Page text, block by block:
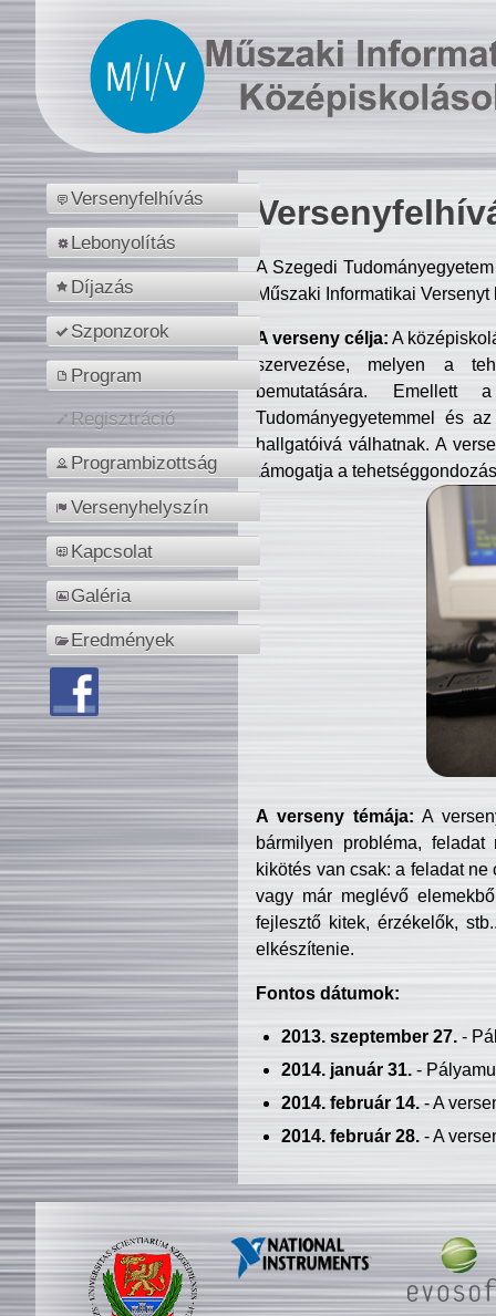
Versenyfelhívás
Lebonyolítás
Díjazás
Szponzorok
Program
Regisztráció
Programbizottság
Versenyhelyszín
Kapcsolat
Galéria
Eredmények
A Szegedi
Műszaki Informatikai
A verseny célja: A
szervezése, melyen a
bemutatására. Emellett
Tudományegyetemmel és
hallgatóivá válhatnak. A
támogatja a
A verseny témája: A
bármilyen probléma, feladat
kikötés van csak: a feladat
vagy már meglévő
fejlesztő kitek, érzékelők,
elkészítenie.
Fontos dátumok:
2013. szeptember 27.-
2014. január 31.-
2014. február 14.- A
2014. február 28.- A